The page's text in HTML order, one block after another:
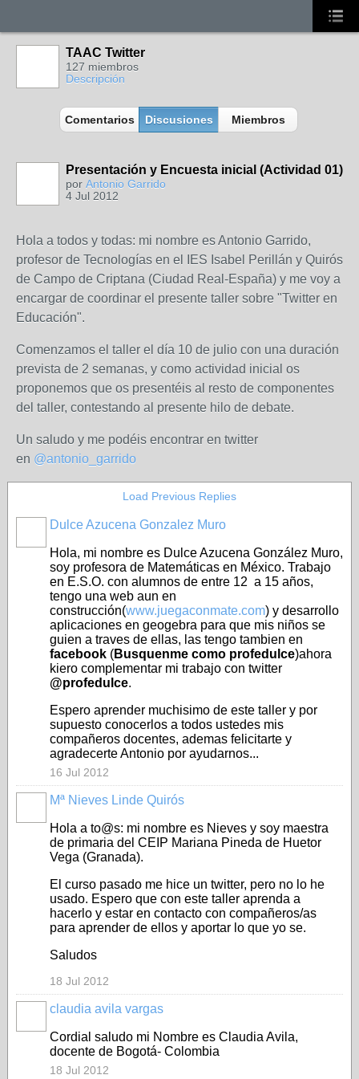
TAAC Twitter
127 miembros
Descripción
Comentarios Discusiones Miembros
Presentación y Encuesta inicial (Actividad 01)
por Antonio Garrido
4 Jul 2012
Hola a todos y todas: mi nombre es Antonio Garrido,
profesor de Tecnologías en el IES Isabel Perillán y Quirós
de Campo de Criptana (Ciudad Real-España) y me voy a
encargar de coordinar el presente taller sobre "Twitter en
Educación".
Comenzamos el taller el día 10 de julio con una duración
prevista de 2 semanas, y como actividad inicial os
proponemos que os presentéis al resto de componentes
del taller, contestando al presente hilo de debate.
Un saludo y me podéis encontrar en twitter
en @antonio_garrido
Load Previous Replies
Dulce Azucena Gonzalez Muro
Hola, mi nombre es Dulce Azucena González Muro,
soy profesora de Matemáticas en México. Trabajo
en E.S.O. con alumnos de entre 12 a 15 años,
tengo una web aun en
construcción(www.juegaconmate.com) y desarrollo
aplicaciones en geogebra para que mis niños se
guien a traves de ellas, las tengo tambien en
facebook (Busquenme como profedulce)ahora
kiero complementar mi trabajo con twitter
@profedulce.
Espero aprender muchisimo de este taller y por
supuesto conocerlos a todos ustedes mis
compañeros docentes, ademas felicitarte y
agradecerte Antonio por ayudarnos...
16 Jul 2012
Mª Nieves Linde Quirós
Hola a to@s: mi nombre es Nieves y soy maestra
de primaria del CEIP Mariana Pineda de Huetor
Vega (Granada).
El curso pasado me hice un twitter, pero no lo he
usado. Espero que con este taller aprenda a
hacerlo y estar en contacto con compañeros/as
para aprender de ellos y aportar lo que yo se.
Saludos
18 Jul 2012
claudia avila vargas
Cordial saludo mi Nombre es Claudia Avila,
docente de Bogotá- Colombia
18 Jul 2012